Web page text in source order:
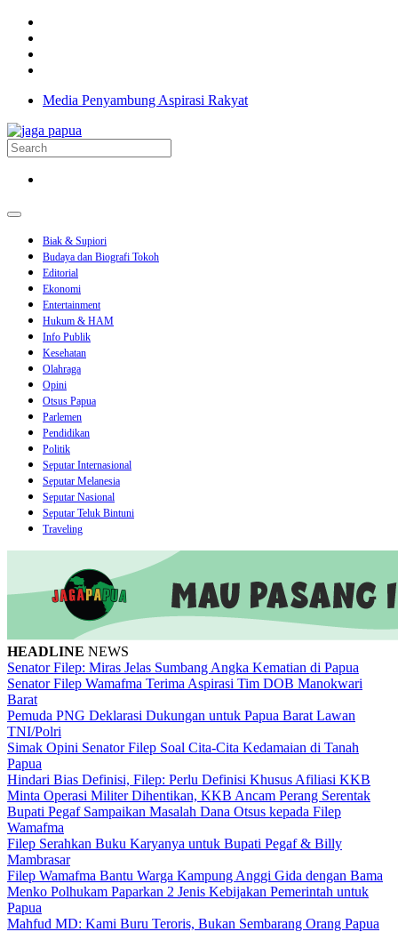
Media Penyambung Aspirasi Rakyat
Biak & Supiori
Budaya dan Biografi Tokoh
Editorial
Ekonomi
Entertainment
Hukum & HAM
Info Publik
Kesehatan
Olahraga
Opini
Otsus Papua
Parlemen
Pendidikan
Politik
Seputar Internasional
Seputar Melanesia
Seputar Nasional
Seputar Teluk Bintuni
Traveling
HEADLINE NEWS
Senator Filep: Miras Jelas Sumbang Angka Kematian di Papua
Senator Filep Wamafma Terima Aspirasi Tim DOB Manokwari
Barat
Pemuda PNG Deklarasi Dukungan untuk Papua Barat Lawan
TNI/Polri
Simak Opini Senator Filep Soal Cita-Cita Kedamaian di Tanah
Papua
Hindari Bias Definisi, Filep: Perlu Definisi Khusus Afiliasi KKB
Minta Operasi Militer Dihentikan, KKB Ancam Perang Serentak
Bupati Pegaf Sampaikan Masalah Dana Otsus kepada Filep
Wamafma
Filep Serahkan Buku Karyanya untuk Bupati Pegaf & Billy
Mambrasar
Filep Wamafma Bantu Warga Kampung Anggi Gida dengan Bama
Menko Polhukam Paparkan 2 Jenis Kebijakan Pemerintah untuk
Papua
Mahfud MD: Kami Buru Teroris, Bukan Sembarang Orang Papua